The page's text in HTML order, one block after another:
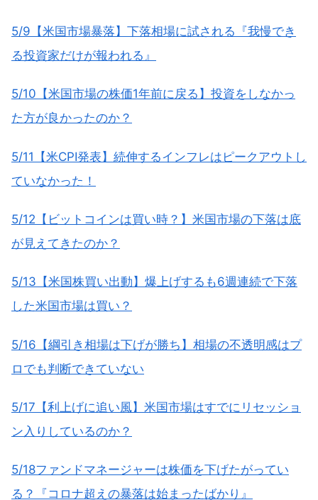
5/9【米国市場暴落】下落相場に試される『我慢でき
る投資家だけが報われる』
5/10【米国市場の株価1年前に戻る】投資をしなかっ
た方が良かったのか？
5/11【米CPI発表】続伸するインフレはピークアウトし
ていなかった！
5/12【ビットコインは買い時？】米国市場の下落は底
が見えてきたのか？
5/13【米国株買い出動】爆上げするも6週連続で下落
した米国市場は買い？
5/16【綱引き相場は下げが勝ち】相場の不透明感はプ
ロでも判断できていない
5/17【利上げに追い風】米国市場はすでにリセッショ
ン入りしているのか？
5/18ファンドマネージャーは株価を下げたがってい
る？『コロナ超えの暴落は始まったばかり』